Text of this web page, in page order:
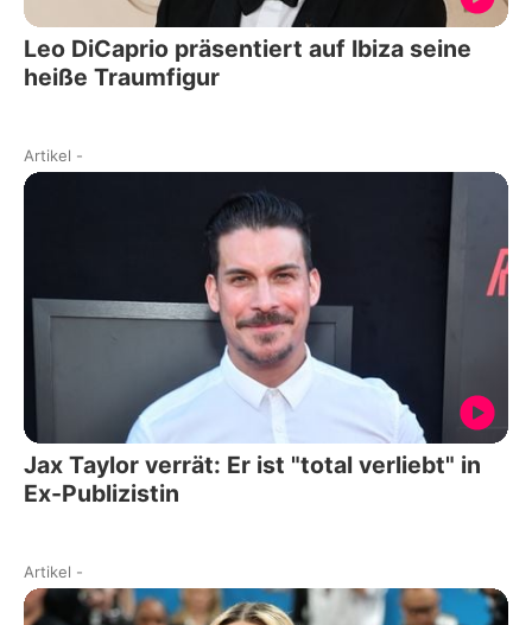
Leo DiCaprio präsentiert auf Ibiza seine
heiße Traumfigur
Artikel -
Jax Taylor verrät: Er ist "total verliebt" in
Ex-Publizistin
Artikel -